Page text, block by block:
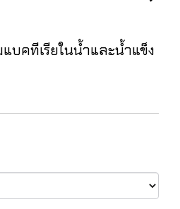
บคทีเรียในน้ำและน้ำแข็ง